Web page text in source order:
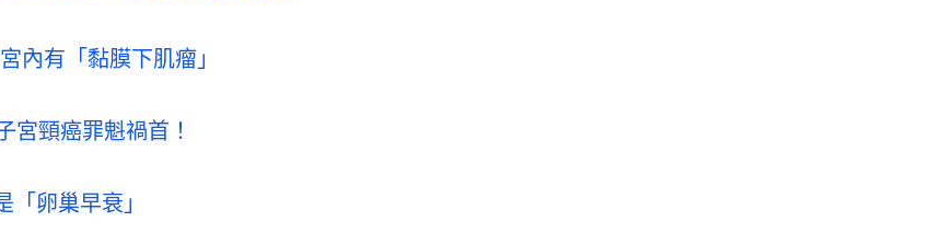
內有「黏膜下肌瘤」
宮頸癌罪魁禍首！
卵巢早衰」